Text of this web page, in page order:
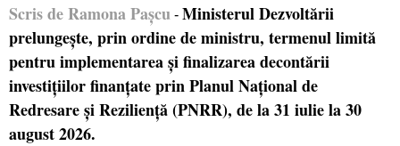
Scris de Ramona Pașcu - Ministerul Dezvoltării
prelungește, prin ordine de ministru, termenul limită
pentru implementarea și finalizarea decontării
investițiilor finanțate prin Planul Național de
Redresare și Reziliență (PNRR), de la 31 iulie la 30
august 2026.